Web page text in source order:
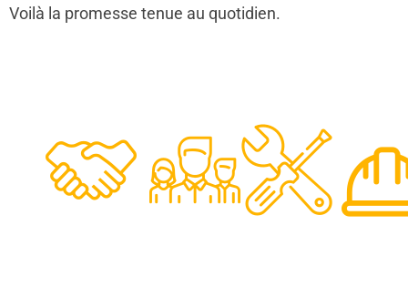
Voilà la promesse tenue au quotidien.
48
0
50
Experts